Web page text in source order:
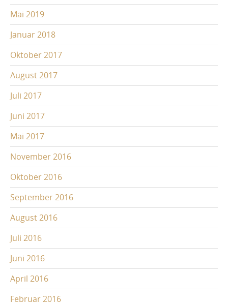
Mai 2019
Januar 2018
Oktober 2017
August 2017
Juli 2017
Juni 2017
Mai 2017
November 2016
Oktober 2016
September 2016
August 2016
Juli 2016
Juni 2016
April 2016
Februar 2016